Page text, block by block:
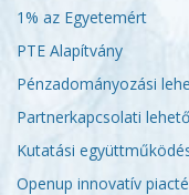
1% az Egyetemért
PTE Alapítvány
Pénzadományozási
Partnerkapcsolati
Kutatási
Openup innovatív